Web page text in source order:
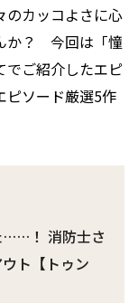
のカッコよさに心
か？ 今回は「憧
でご紹介したエピ
ピソード厳選5作
……！ 消防士さ
ト【トゥン